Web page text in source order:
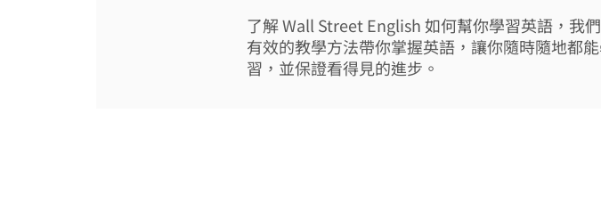
了解 Wall Street English 如何幫你學習英語，我
有效的教學方法帶你掌握英語，讓你隨時隨地都
習，並保證看得見的進步。